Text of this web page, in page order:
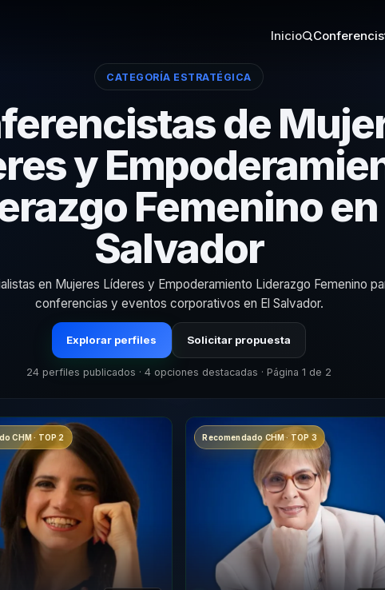
Inicio
CATEGORÍA ESTRATÉGICA
de
y
Femenino en
Salvador
en Mujeres Líderes y Empoderamiento Liderazgo Femenino
conferencias y eventos corporativos en El Salvador.
Explorar perfiles Solicitar propuesta
24 perfiles publicados · 4 opciones destacadas · Página 1 de 2
CHM · TOP 2 Recomendado CHM · TOP 3